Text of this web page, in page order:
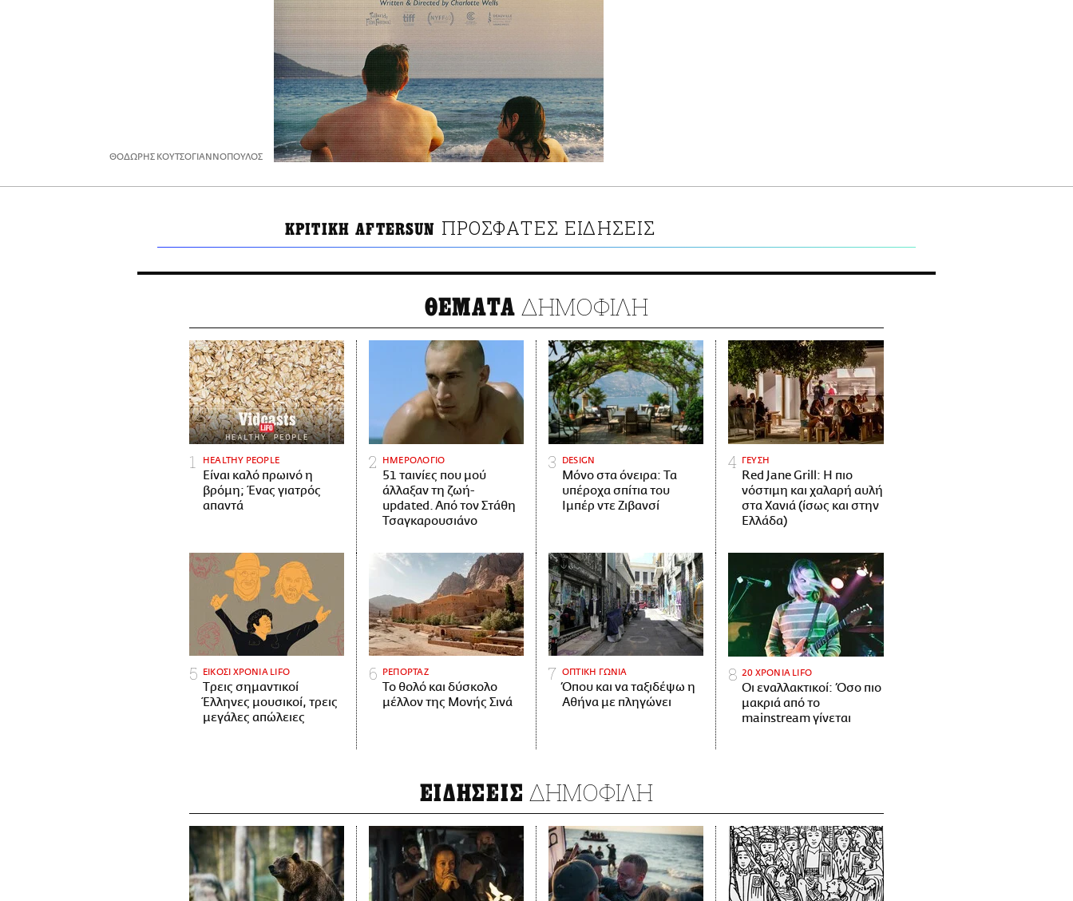
ΘΟΔΩΡΗΣ ΚΟΥΤΣΟΓΙΑΝΝΟΠΟΥΛΟΣ
ΚΡΙΤΙΚΗ AFTERSUN ΠΡΟΣΦΑΤΕΣ ΕΙΔΗΣΕΙΣ
ΘΕΜΑΤΑ ΔΗΜΟΦΙΛΗ
HEALTHY PEOPLE
Είναι καλό πρωινό η
βρόμη; Ένας γιατρός
απαντά
ΗΜΕΡΟΛΟΓΙΟ
51 ταινίες που μού
άλλαξαν τη ζωή-
updated. Aπό τον Στάθη
Τσαγκαρουσιάνο
DESIGN
Μόνο στα όνειρα: Τα
υπέροχα σπίτια του
Ιμπέρ ντε Ζιβανσί
ΓΕΥΣΗ
Red Jane Grill: Η πιο
νόστιμη και χαλαρή αυλή
στα Χανιά (ίσως και στην
Ελλάδα)
ΕΙΚΟΣΙ ΧΡΟΝΙΑ LIFO
Tρεις σημαντικοί
Έλληνες μουσικοί, τρεις
μεγάλες απώλειες
ΡΕΠΟΡΤΑΖ
Το θολό και δύσκολο
μέλλον της Μονής Σινά
ΟΠΤΙΚΗ ΓΩΝΙΑ
Όπου και να ταξιδέψω η
Αθήνα με πληγώνει
20 ΧΡΟΝΙΑ LIFO
Οι εναλλακτικοί: Όσο πιο
μακριά από το
mainstream γίνεται
ΕΙΔΗΣΕΙΣ ΔΗΜΟΦΙΛΗ